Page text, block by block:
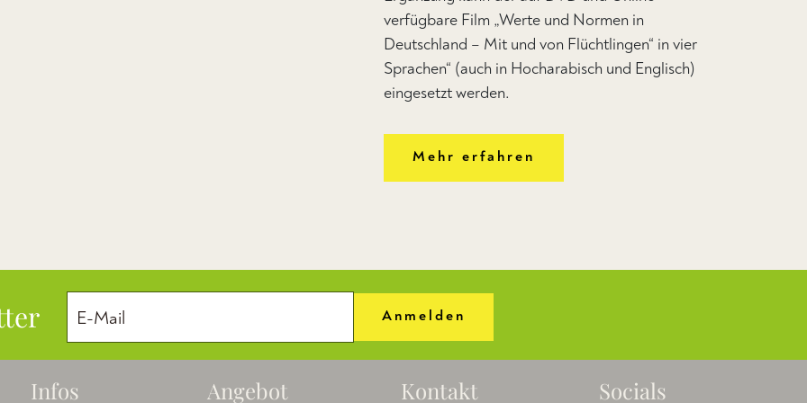
verfügbare Film „Werte und Normen in
Deutschland – Mit und von Flüchtlingen“ in vier
Sprachen“ (auch in Hocharabisch und Englisch)
eingesetzt werden.
Mehr erfahren
Anmelden
Infos Angebot Kontakt Socials